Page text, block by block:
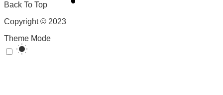
Back To Top
Copyright © 2023
Theme Mode